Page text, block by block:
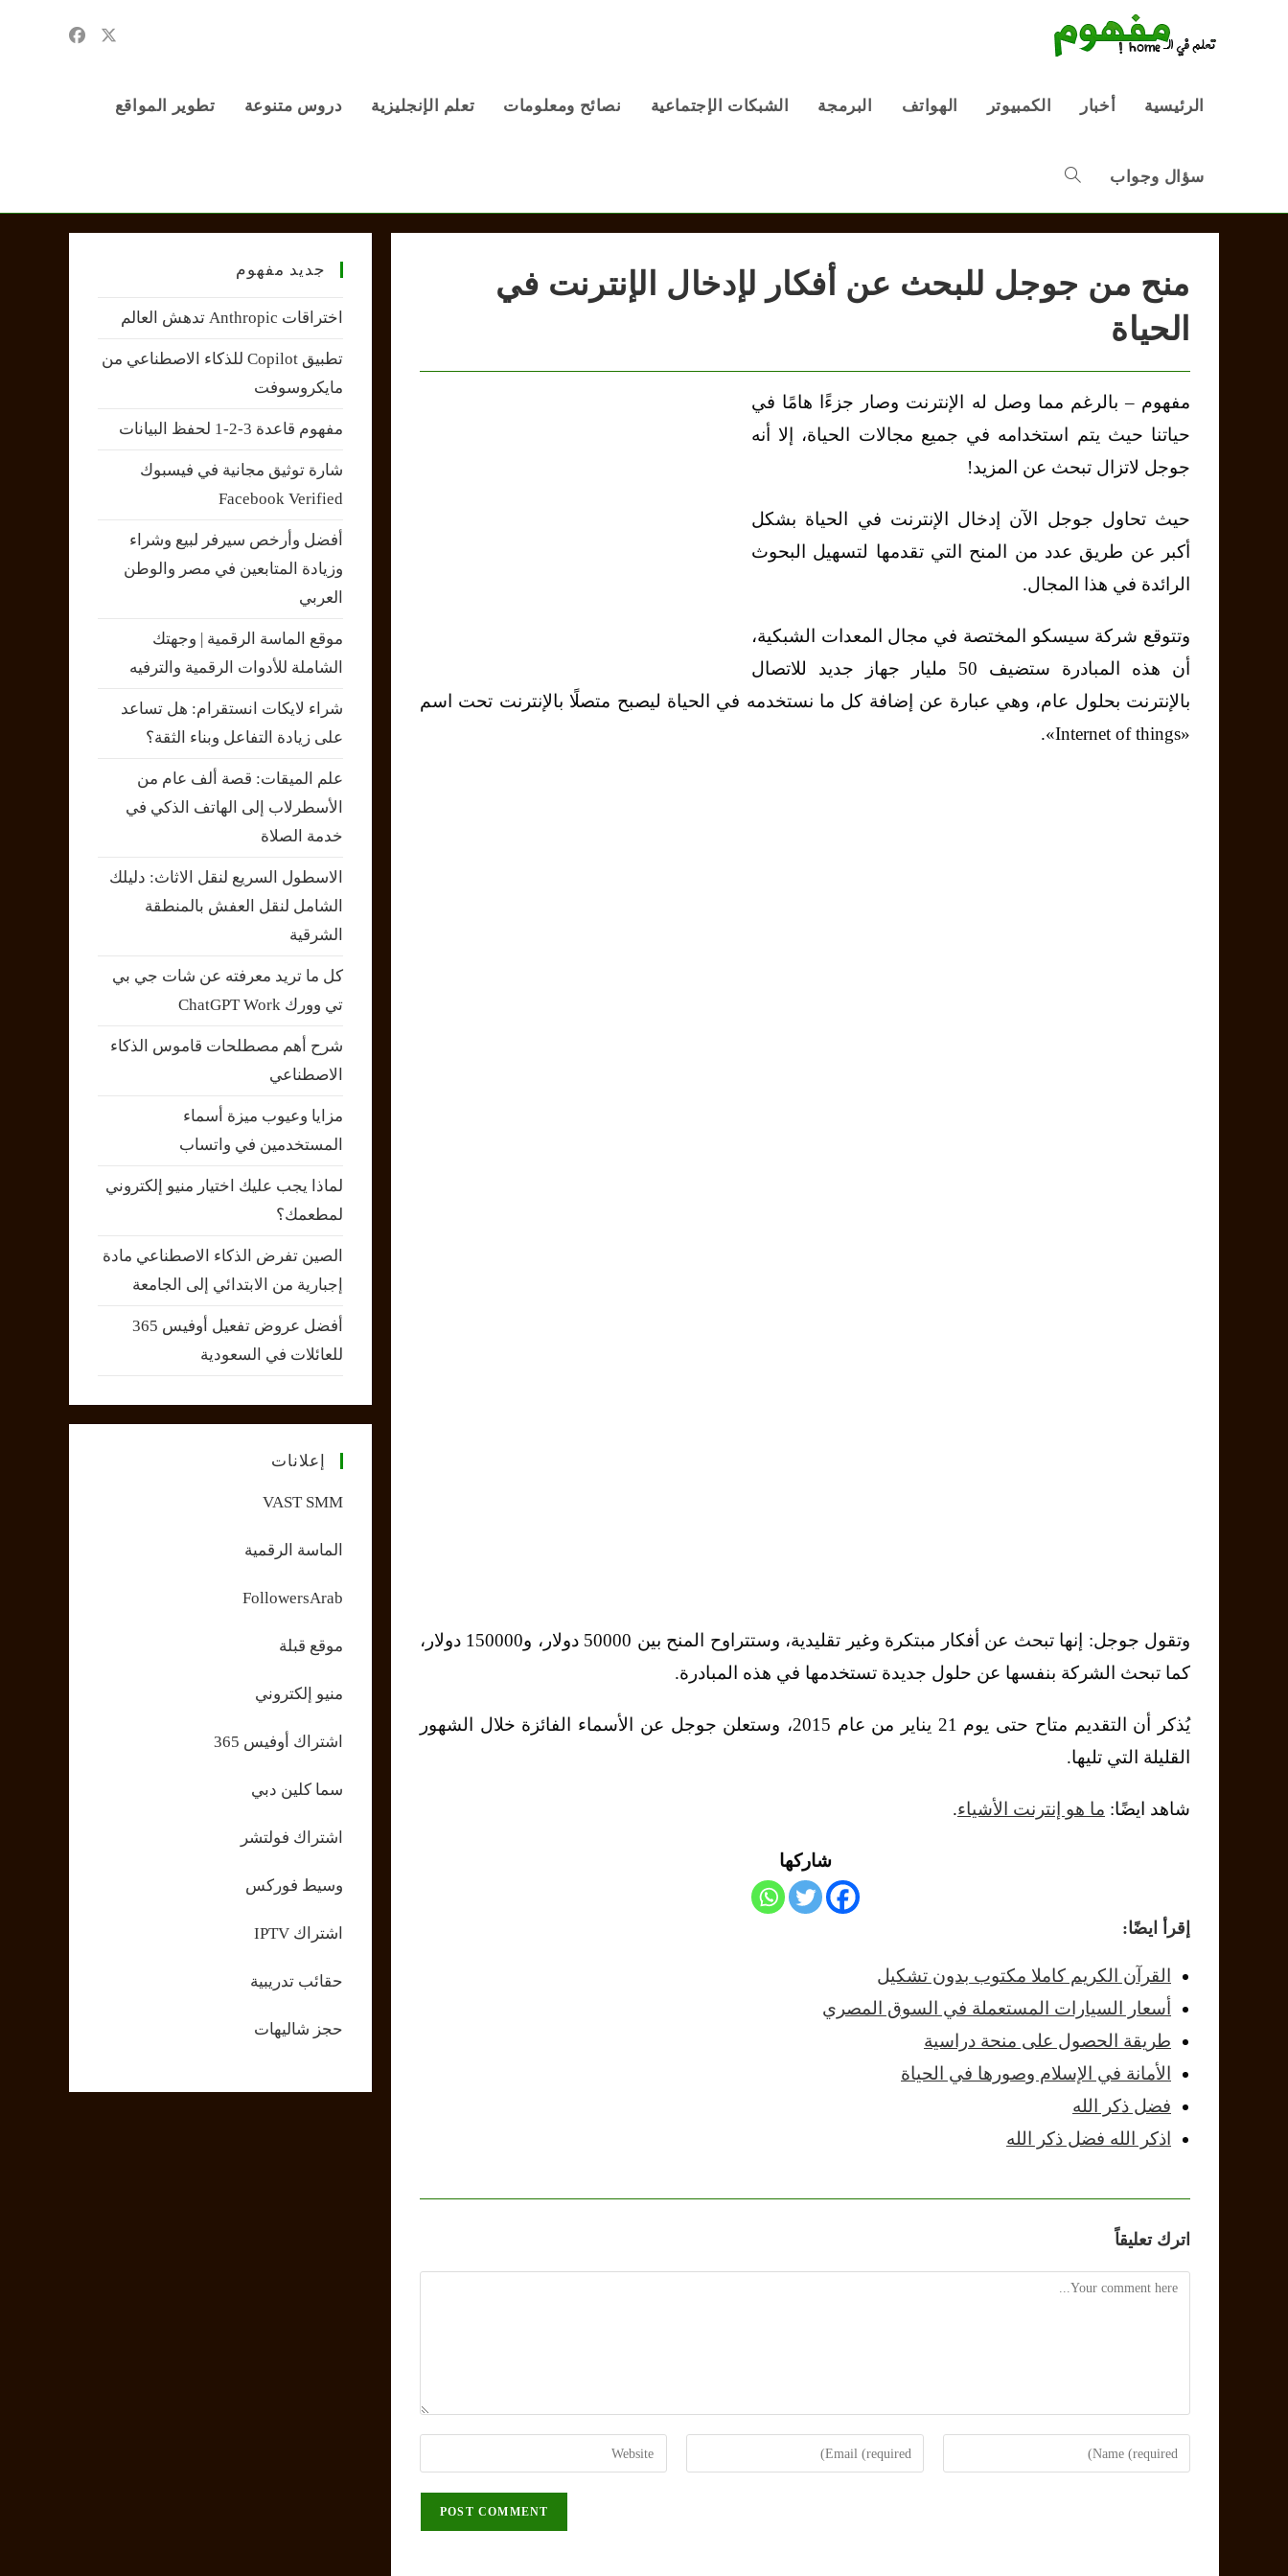
الرئيسية أخبار الكمبيوتر الهواتف البرمجة الشبكات الإجتماعية نصائح ومعلومات تعلم الإنجليزية دروس متنوعة تطوير المواقع
سؤال وجواب Toggle
منح من جوجل للبحث عن أفكار لإدخال الإنترنت في
الحياة
مفهوم – بالرغم مما وصل له الإنترنت وصار جزءًا هامًا في
حياتنا حيث يتم استخدامه في جميع مجالات الحياة، إلا أنه
جوجل لاتزال تبحث عن المزيد!
حيث تحاول جوجل الآن إدخال الإنترنت في الحياة بشكل
أكبر عن طريق عدد من المنح التي تقدمها لتسهيل البحوث
الرائدة في هذا المجال.
وتتوقع شركة سيسكو المختصة في مجال المعدات الشبكية،
أن هذه المبادرة ستضيف 50 مليار جهاز جديد للاتصال
بالإنترنت بحلول عام، وهي عبارة عن إضافة كل ما نستخدمه في الحياة ليصبح متصلًا بالإنترنت تحت اسم
«Internet of things».
وتقول جوجل: إنها تبحث عن أفكار مبتكرة وغير تقليدية، وستتراوح المنح بين 50000 دولار، و150000 دولار،
كما تبحث الشركة بنفسها عن حلول جديدة تستخدمها في هذه المبادرة.
يُذكر أن التقديم متاح حتى يوم 21 يناير من عام 2015، وستعلن جوجل عن الأسماء الفائزة خلال الشهور
القليلة التي تليها.
شاهد ايضًا: ما هو إنترنت الأشياء.
شاركها
إقرأ ايضًا:
القرآن الكريم كاملا مكتوب بدون تشكيل
أسعار السيارات المستعملة في السوق المصري
طريقة الحصول على منحة دراسية
الأمانة في الإسلام وصورها في الحياة
فضل ذكر الله
اذكر الله فضل ذكر الله
اترك تعليقاً
Comment
Enter
your
Enter
your
Enter
your
جديد مفهوم
اختراقات Anthropic تدهش العالم
تطبيق Copilot للذكاء الاصطناعي من
مايكروسوفت
مفهوم قاعدة 3-2-1 لحفظ البيانات
شارة توثيق مجانية في فيسبوك
Facebook Verified
أفضل وأرخص سيرفر لبيع وشراء
وزيادة المتابعين في مصر والوطن
العربي
موقع الماسة الرقمية | وجهتك
الشاملة للأدوات الرقمية والترفيه
شراء لايكات انستقرام: هل تساعد
على زيادة التفاعل وبناء الثقة؟
علم الميقات: قصة ألف عام من
الأسطرلاب إلى الهاتف الذكي في
خدمة الصلاة
الاسطول السريع لنقل الاثاث: دليلك
الشامل لنقل العفش بالمنطقة
الشرقية
كل ما تريد معرفته عن شات جي بي
تي وورك ChatGPT Work
شرح أهم مصطلحات قاموس الذكاء
الاصطناعي
مزايا وعيوب ميزة أسماء
المستخدمين في واتساب
لماذا يجب عليك اختيار منيو إلكتروني
لمطعمك؟
الصين تفرض الذكاء الاصطناعي مادة
إجبارية من الابتدائي إلى الجامعة
أفضل عروض تفعيل أوفيس 365
للعائلات في السعودية
إعلانات
VAST SMM
الماسة الرقمية
FollowersArab
موقع قبلة
منيو إلكتروني
اشتراك أوفيس 365
سما كلين دبي
اشتراك فولتشر
وسيط فوركس
اشتراك IPTV
حقائب تدريبية
حجز شاليهات